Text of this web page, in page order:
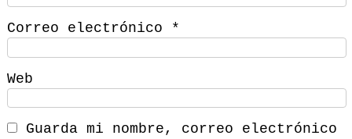
Correo electrónico *
Web
Guarda mi nombre, correo electrónico